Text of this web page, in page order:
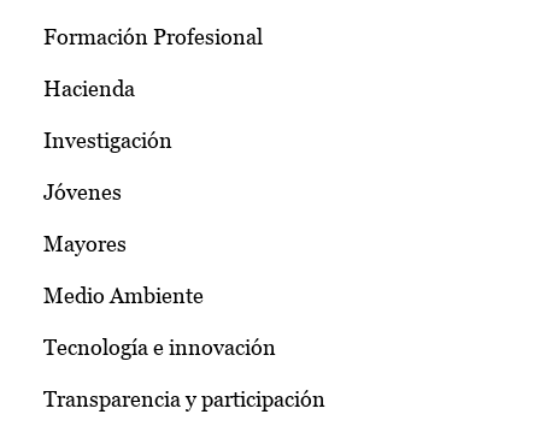
Formación Profesional
Hacienda
Investigación
Jóvenes
Mayores
Medio Ambiente
Tecnología e innovación
Transparencia y participación